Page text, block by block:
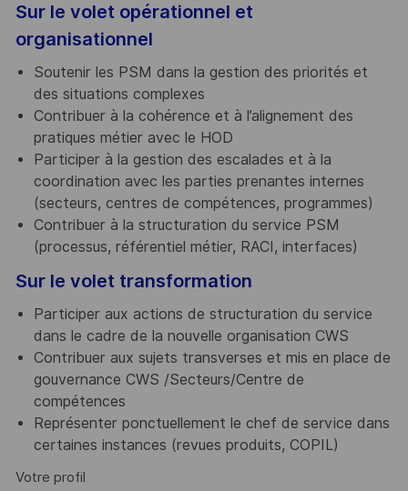
Sur le volet opérationnel et
organisationnel
Soutenir les PSM dans la gestion des priorités et
des situations complexes
Contribuer à la cohérence et à l’alignement des
pratiques métier avec le HOD
Participer à la gestion des escalades et à la
coordination avec les parties prenantes internes
(secteurs, centres de compétences, programmes)
Contribuer à la structuration du service PSM
(processus, référentiel métier, RACI, interfaces)
Sur le volet transformation
Participer aux actions de structuration du service
dans le cadre de la nouvelle organisation CWS
Contribuer aux sujets transverses et mis en place de
gouvernance CWS /Secteurs/Centre de
compétences
Représenter ponctuellement le chef de service dans
certaines instances (revues produits, COPIL)
Votre profil